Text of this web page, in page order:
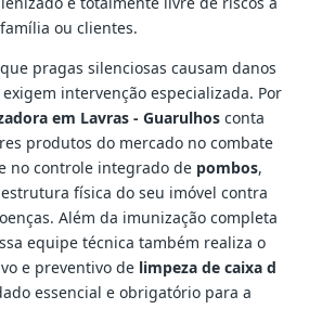
ou clientes.
pragas silenciosas causam danos
intervenção especializada. Por
em Lavras - Guarulhosconta
produtos do mercado no combate
no controle integrado de pombos,
física do seu imóvel contra
Além da imunização completa
equipe técnica também realiza o
e preventivo de limpeza de caixa d
essencial e obrigatório para a